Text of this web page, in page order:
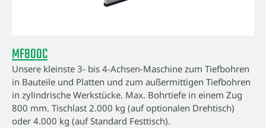
MF800C
Unsere kleinste 3- bis 4-Achsen-Maschine zum Tiefbohren
in Bauteile und Platten und zum außermittigen Tiefbohren
in zylindrische Werkstücke. Max. Bohrtiefe in einem Zug
800 mm. Tischlast 2.000 kg (auf optionalen Drehtisch)
oder 4.000 kg (auf Standard Festtisch).